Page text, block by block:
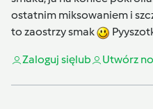
ostatnim miksowaniem i
to zaostrzy smak
Zaloguj sięlub Utwórz